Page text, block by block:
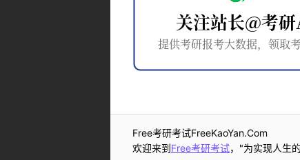
Free考研考试FreeKaoYan.Com
欢迎来到Free考研考试，"为实现人生